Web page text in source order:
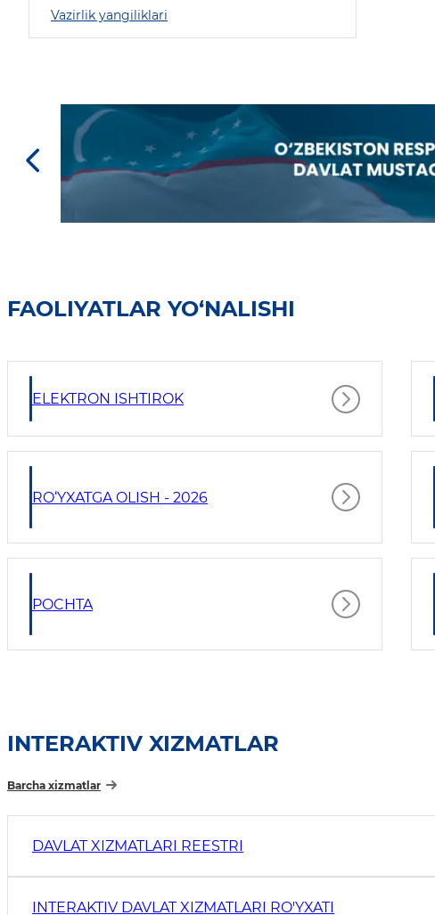
Vazirlik yangiliklari
FAOLIYATLAR YO‘NALISHI
ELEKTRON ISHTIROK
RO‘YXATGA OLISH - 2026
POCHTA
INTERAKTIV XIZMATLAR
Barcha xizmatlar
DAVLAT XIZMATLARI REESTRI
INTERAKTIV DAVLAT XIZMATLARI RO'YXATI